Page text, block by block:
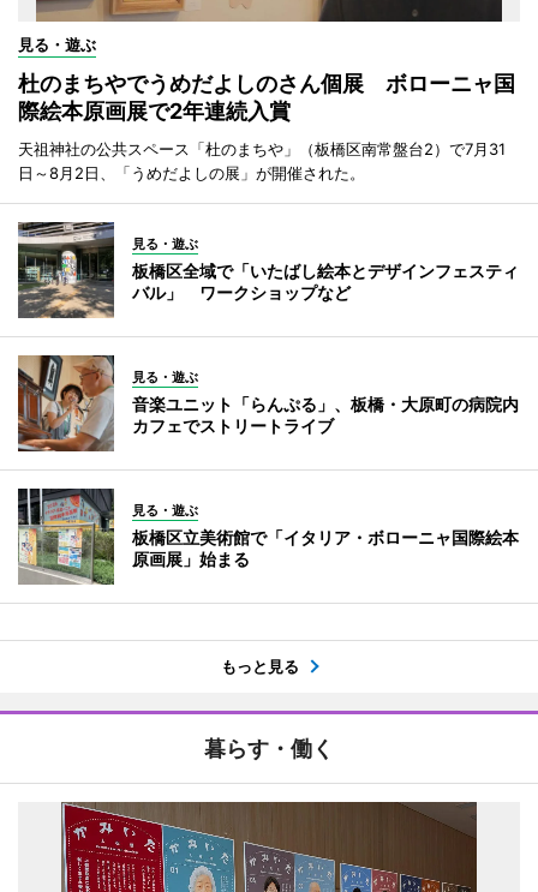
見る・遊ぶ
杜のまちやでうめだよしのさん個展 ボローニャ国
際絵本原画展で2年連続入賞
天祖神社の公共スペース「杜のまちや」（板橋区南常盤台2）で7月31
日～8月2日、「うめだよしの展」が開催された。
見る・遊ぶ
板橋区全域で「いたばし絵本とデザインフェスティ
バル」 ワークショップなど
見る・遊ぶ
音楽ユニット「らんぷる」、板橋・大原町の病院内
カフェでストリートライブ
見る・遊ぶ
板橋区立美術館で「イタリア・ボローニャ国際絵本
原画展」始まる
もっと見る
暮らす・働く